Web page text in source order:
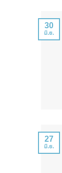
30
มิ.ย.
27
มิ.ย.